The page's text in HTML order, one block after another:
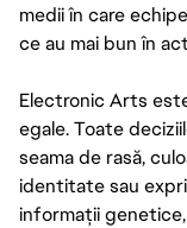
medii în care
ce au mai bun în
Electronic Arts
egale. Toate
seama de rasă,
identitate sau
informații